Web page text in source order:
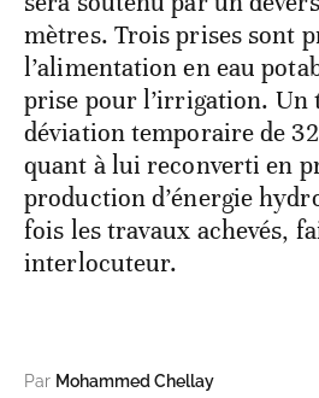
mètres. Trois prises sont
l’alimentation en eau
prise pour l’irrigation. Un
déviation temporaire de
quant à lui reconverti en
production d’énergie
fois les travaux achevés,
interlocuteur.
Par Mohammed Chellay